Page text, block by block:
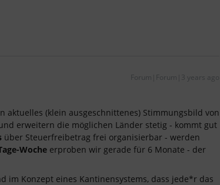
Forum|Forum|3 years ago
aktuelles (klein ausgeschnittenes) Stimmungsbild von
erweitern die möglichen Länder stetig - kommt gut
über Steuerfreibetrag frei organisierbar - werden
Woche erproben wir gerade für 6 Monate - der
im Konzept eines Kantinensystems, dass jede*r das